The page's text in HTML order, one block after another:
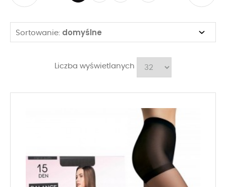
Sortowanie: domyślne
Liczba wyświetlanych